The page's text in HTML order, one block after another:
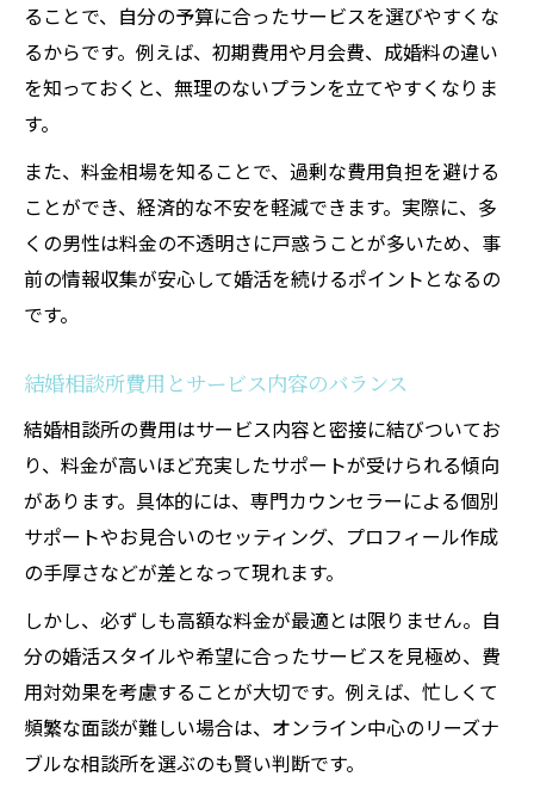
結婚相談所費用を抑える実践的な工夫方法
結婚相談所の男女差料金と予算配分の考え
方
結婚相談所料金体系の基本と注意点を解説
月額相場から見る結婚相談所費用の特徴
結婚相談所の成婚料が意味するサポート力
結婚相談所の男女別料金の実態と傾向
目
男性視点で解説する結婚相談所の費用詳細
男性が知るべき結婚相談所費用の現実
結婚相談所と婚活パーティー費用の違い
結婚相談所の成婚料に強みはあるのか
結婚相談所費用とサポート内容の関係性
結婚相談所の相場を男性目線で徹底比較
金の無駄を避ける結婚相談所活用法
結婚相談所費用の金の無駄を減らす方法
結婚相談所を賢く選ぶための比較ポイント
結婚相談所料金の見直し方と最適化術
ることで、自分の予算に合ったサービスを選びやすくな
るからです。例えば、初期費用や月会費、成婚料の違い
を知っておくと、無理のないプランを立てやすくなりま
す。
また、料金相場を知ることで、過剰な費用負担を避ける
ことができ、経済的な不安を軽減できます。実際に、多
くの男性は料金の不透明さに戸惑うことが多いため、事
前の情報収集が安心して婚活を続けるポイントとなるの
です。
結婚相談所費用とサービス内容のバランス
結婚相談所の費用はサービス内容と密接に結びついてお
り、料金が高いほど充実したサポートが受けられる傾向
があります。具体的には、専門カウンセラーによる個別
サポートやお見合いのセッティング、プロフィール作成
の手厚さなどが差となって現れます。
しかし、必ずしも高額な料金が最適とは限りません。自
分の婚活スタイルや希望に合ったサービスを見極め、費
用対効果を考慮することが大切です。例えば、忙しくて
頻繁な面談が難しい場合は、オンライン中心のリーズナ
ブルな相談所を選ぶのも賢い判断です。